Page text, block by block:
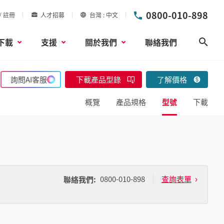
註冊 人才招募 台灣 中文 0800-010-898
載 支援 關於我們 聯絡我們
詢問AI客服 下載產品型錄 了解價格
概覽 產品規格 型號 下載
聯絡我們: 0800-010-898 查詢表單